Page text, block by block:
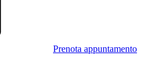
Prenota appuntamento